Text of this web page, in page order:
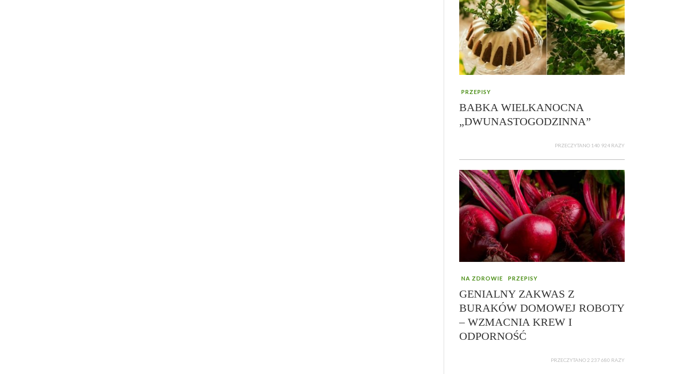
PRZEPISY
BABKA WIELKANOCNA
„DWUNASTOGODZINNA”
PRZECZYTANO 140 924 RAZY
NA ZDROWIE PRZEPISY
GENIALNY ZAKWAS Z
BURAKÓW DOMOWEJ ROBOTY
– WZMACNIA KREW I
ODPORNOŚĆ
PRZECZYTANO 2 237 680 RAZY